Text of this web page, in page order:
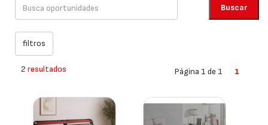
2 resultados Página 1 de 1 1